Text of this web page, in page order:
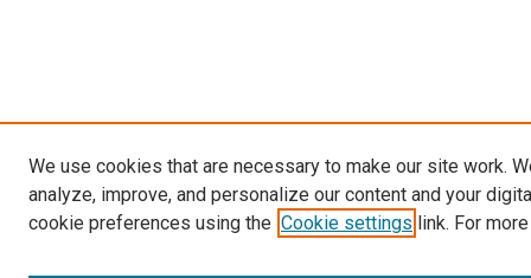
We use cookies that are necessary to make our site work.
analyze, improve, and personalize our content and your
cookie preferences using the Cookie settings link. For